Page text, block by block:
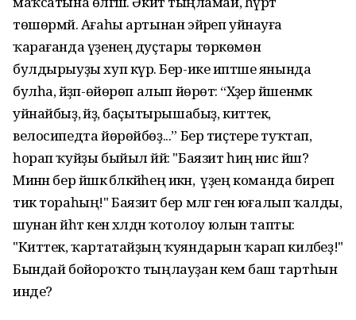
төшөрмәй. Ағаһы артынан эйәреп уйнауға
ҡарағанда үҙенең дуҫтары төркөмөн
булдырыуҙы хуп күрә. Бер-ике иптәше янында
булһа, әйҙәп-өйөрөп алып йөрөтә: “Хәҙер йәшенмәк
уйнайбыҙ, әйҙә, баҫытырышабыҙ, киттек,
велосипедта йөрөйбөҙ...” Бер тиҫтере туҡтап,
һорап ҡуйҙы быйыл йәй: "Баязит һиңә нисә йәш?
Минән бер йәшкә бәләкәйһең икән, ә үҙең команда биреп
тик тораһың!" Баязит бер мәлгә генә юғалып ҡалды,
шунан йәһәт кенә хәлдән ҡотолоу юлын тапты:
"Киттек, ҡартатайҙың ҡуяндарын ҡарап киләбеҙ!"
Бындай бойороҡто тыңлауҙан кем баш тартһын
инде?